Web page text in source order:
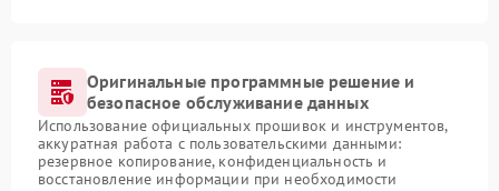
Оригинальные программные решение и
безопасное обслуживание данных
Использование официальных прошивок и инструментов,
аккуратная работа с пользовательскими данными:
резервное копирование, конфиденциальность и
восстановление информации при необходимости